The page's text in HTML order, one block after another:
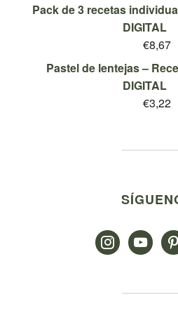
Pack de 3 recetas
DIGITAL
€8,67
Pastel de lentejas –
DIGITAL
€3,22
instagramyoutube